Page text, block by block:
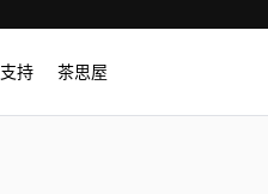
支持 茶思屋